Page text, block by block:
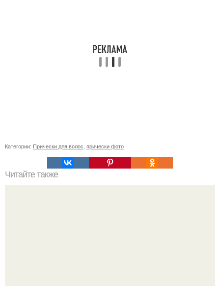
Категории: Прически для волос, прически фото
Читайте также